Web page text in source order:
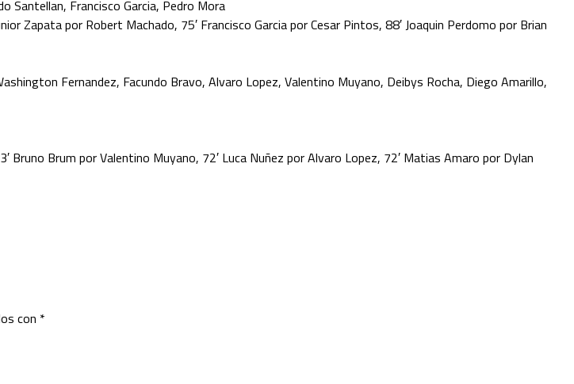
Santellan, Francisco Garcia, Pedro Mora
Zapata por Robert Machado, 75′ Francisco Garcia por Cesar Pintos, 88′ Joaquin Perdomo por Brian
Fernandez, Facundo Bravo, Alvaro Lopez, Valentino Muyano, Deibys Rocha, Diego Amarillo,
Bruno Brum por Valentino Muyano, 72′ Luca Nuñez por Alvaro Lopez, 72′ Matias Amaro por Dylan
con *